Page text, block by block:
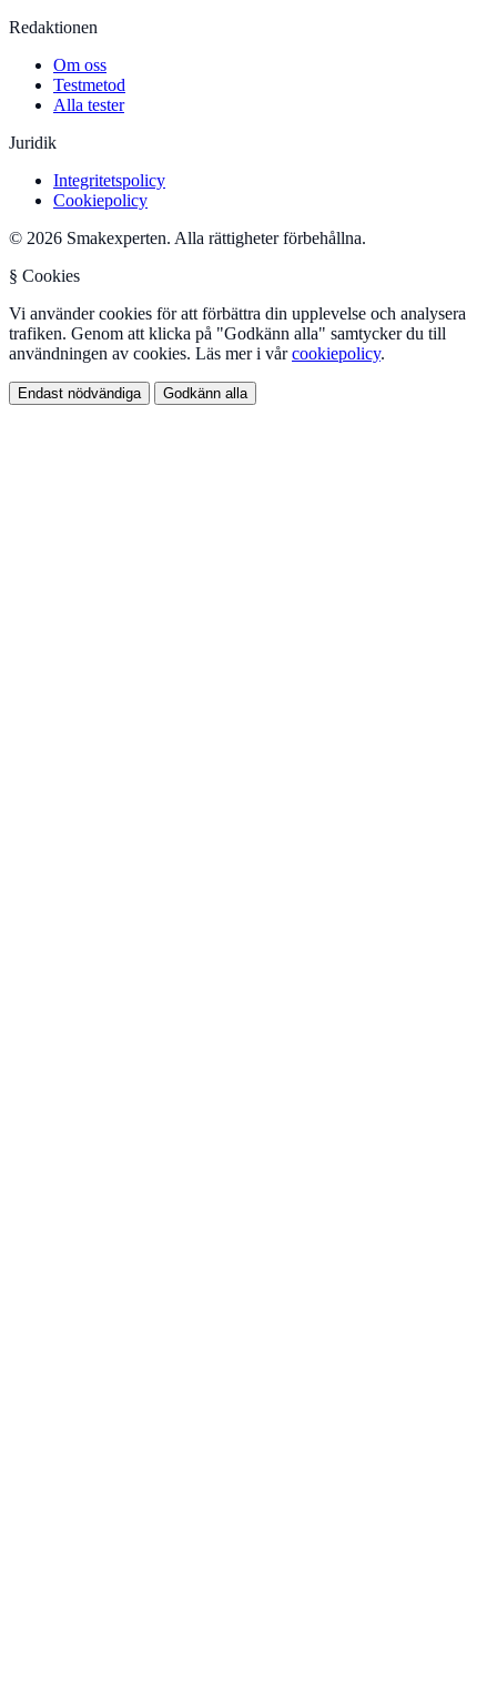
Redaktionen
Om oss
Testmetod
Alla tester
Juridik
Integritetspolicy
Cookiepolicy
© 2026 Smakexperten. Alla rättigheter förbehållna.
§ Cookies
Vi använder cookies för att förbättra din upplevelse och analysera
trafiken. Genom att klicka på "Godkänn alla" samtycker du till
användningen av cookies. Läs mer i vårcookiepolicy.
Endast nödvändiga Godkänn alla